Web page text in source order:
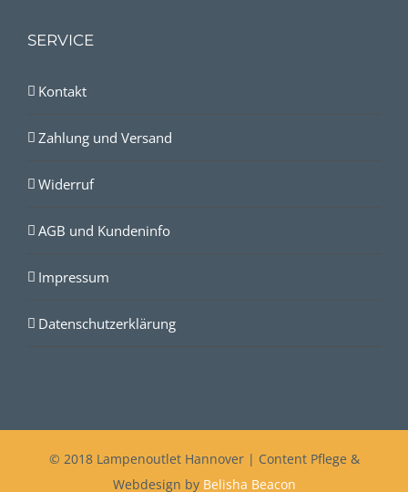
SERVICE
Kontakt
Zahlung und Versand
Widerruf
AGB und Kundeninfo
Impressum
Datenschutzerklärung
© 2018 Lampenoutlet Hannover | Content Pflege &
Webdesign by Belisha Beacon